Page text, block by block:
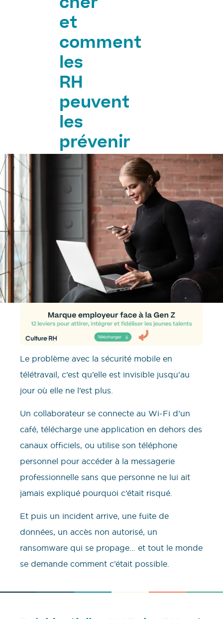
cher
et
comment
les
RH
peuvent
les
prévenir
Le problème avec la sécurité mobile en
télétravail, c’est qu’elle est invisible jusqu’au
jour où elle ne l’est plus.
Un collaborateur se connecte au Wi-Fi d’un
café, télécharge une application en dehors des
canaux officiels, ou utilise son téléphone
personnel pour accéder à la messagerie
professionnelle sans que personne ne lui ait
jamais expliqué pourquoi c’était risqué.
Et puis un incident arrive, une fuite de
données, un accès non autorisé, un
ransomware qui se propage… et tout le monde
se demande comment c’était possible.